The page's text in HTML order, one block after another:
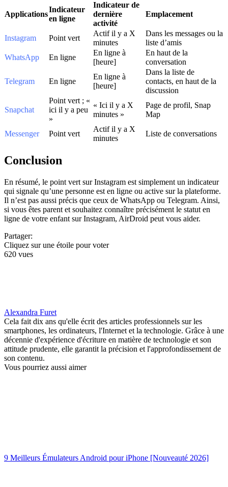
Applications
Indicateur
en ligne
Indicateur de
dernière
activité
Emplacement
Instagram Point vert
Actif il y a X
minutes
Dans les messages ou la
liste d’amis
WhatsApp
En ligne
En ligne à
[heure]
En haut de la
conversation
Telegram En ligne
En ligne à
[heure]
Dans la liste de
contacts, en haut de la
discussion
Snapchat
Point vert ; «
ici il y a peu
»
« Ici il y a X
minutes »
Page de profil, Snap
Map
Messenger Point vert
Actif il y a X
minutes
Liste de conversations
Conclusion
En résumé, le point vert sur Instagram est simplement un indicateur
qui signale qu’une personne est en ligne ou active sur la plateforme.
Il n’est pas aussi précis que ceux de WhatsApp ou Telegram. Ainsi,
si vous êtes parent et souhaitez connaître précisément le statut en
ligne de votre enfant sur Instagram, AirDroid peut vous aider.
Partager:
Cliquez sur une étoile pour voter
620 vues
Alexandra Furet
Cela fait dix ans qu'elle écrit des articles professionnels sur les
smartphones, les ordinateurs, l'Internet et la technologie. Grâce à une
décennie d'expérience d'écriture en matière de technologie et son
attitude prudente, elle garantit la précision et l'approfondissement de
son contenu.
Vous pourriez aussi aimer
9 Meilleurs Émulateurs Android pour iPhone [Nouveauté 2026]